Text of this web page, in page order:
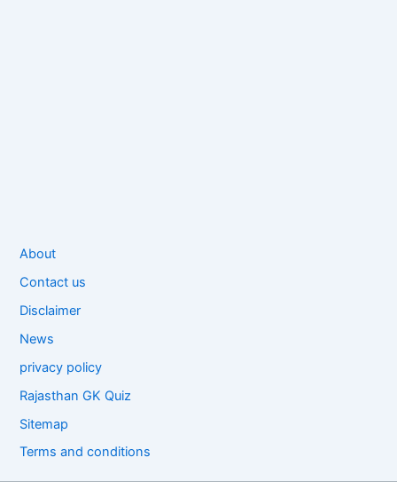
About
Contact us
Disclaimer
News
privacy policy
Rajasthan GK Quiz
Sitemap
Terms and conditions